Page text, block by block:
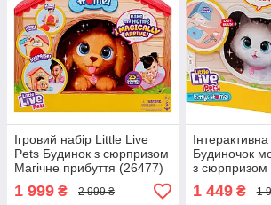
Ігровий набір Little Live
Pets Будинок з сюрпризом
Магічне прибуття (26477)
1 999 ₴ 2 999 ₴
Будиночок
з сюрпризом
Pets My
26546
1 449₴ 1